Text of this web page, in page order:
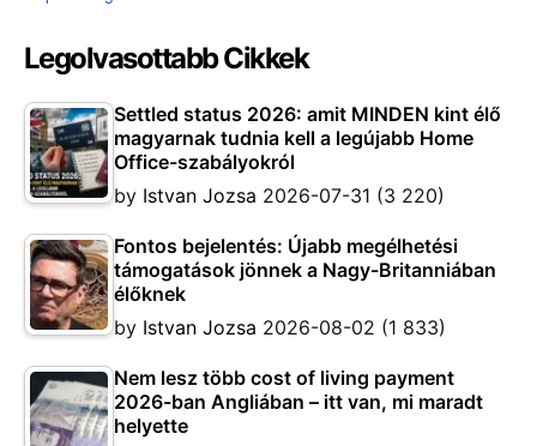
Legolvasottabb Cikkek
Settled status 2026: amit MINDEN kint élő
magyarnak tudnia kell a legújabb Home
Office-szabályokról
by Istvan Jozsa 2026-07-31 (3 220)
Fontos bejelentés: Újabb megélhetési
támogatások jönnek a Nagy-Britanniában
élőknek
by Istvan Jozsa 2026-08-02 (1 833)
Nem lesz több cost of living payment
2026-ban Angliában – itt van, mi maradt
helyette